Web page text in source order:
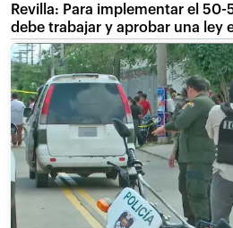
Revilla: Para implementar el 50-
debe trabajar y aprobar una ley